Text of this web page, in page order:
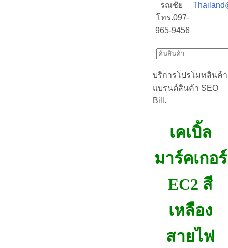
รณชัย
โทร.097-
965-9456
บริการโปรโมทสินค้า
แบรนด์สินค้า SEO
Bill.
เคเบิ้ล
มาร์คเกอร์
EC2 สี
เหลือง
สายไฟ